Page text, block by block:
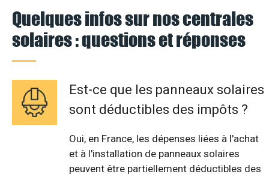
Quelques infos sur nos centrales
solaires : questions et réponses
Est-ce que les panneaux solaires
sont déductibles des impôts ?
Oui, en France, les dépenses liées à l'achat
et à l'installation de panneaux solaires
peuvent être partiellement déductibles des